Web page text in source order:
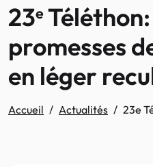
23e
promesses
en léger
Accueil Actualités 23e